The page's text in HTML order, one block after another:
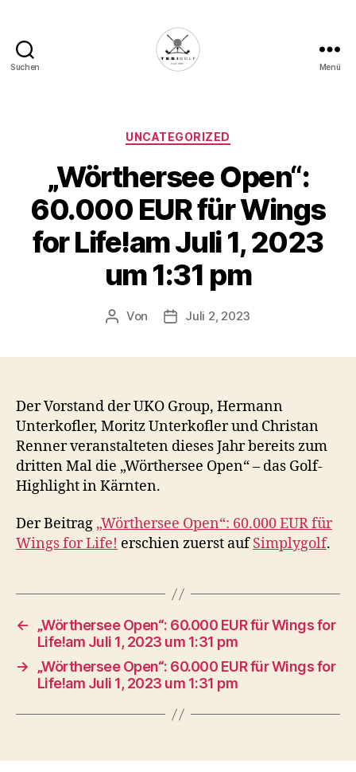
Suchen
Deine
Plattform
für
Golfbegeisterte!
Menü
Kategorien
UNCATEGORIZED
„Wörthersee Open“:
60.000 EUR für Wings
for Life!am Juli 1, 2023
um 1:31 pm
Beitragsautor
Von Veröffentlichungsdatum
Juli 2, 2023
Der Vorstand der UKO Group, Hermann
Unterkoﬂer, Moritz Unterkoﬂer und Christan
Renner veranstalteten dieses Jahr bereits zum
dritten Mal die „Wörthersee Open“ – das Golf-
Highlight in Kärnten.
Der Beitrag „Wörthersee Open“: 60.000 EUR für
Wings for Life! erschien zuerst aufSimplygolf.
←
„Wörthersee Open“: 60.000 EUR für Wings for
Life!am Juli 1, 2023 um 1:31 pm
→
„Wörthersee Open“: 60.000 EUR für Wings for
Life!am Juli 1, 2023 um 1:31 pm